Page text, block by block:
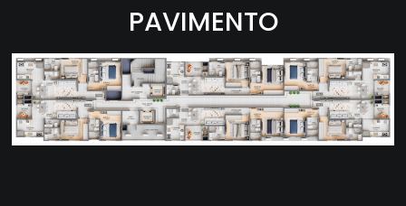
PAVIMENTO